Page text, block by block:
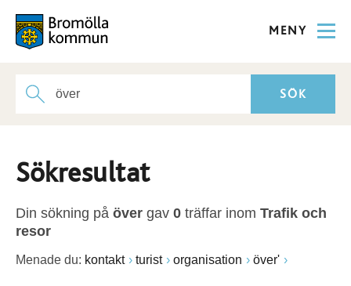
MENY
Sökresultat
Din sökning på över gav 0 träffar inom Trafik och
resor
Menade du: kontakt turist organisation över'